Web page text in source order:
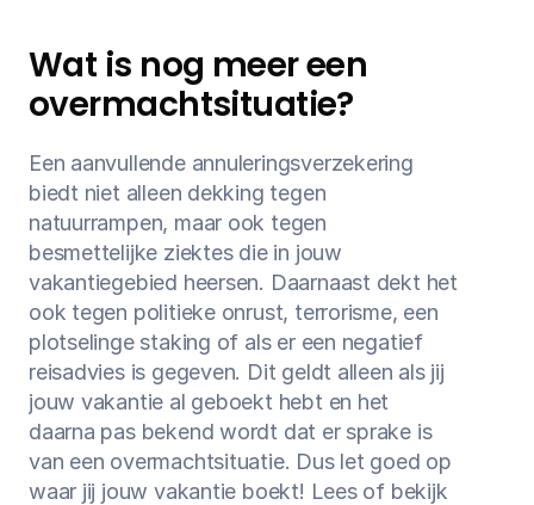
Wat is nog meer een
overmachtsituatie?
Een aanvullende annuleringsverzekering
biedt niet alleen dekking tegen
natuurrampen, maar ook tegen
besmettelijke ziektes die in jouw
vakantiegebied heersen. Daarnaast dekt het
ook tegen politieke onrust, terrorisme, een
plotselinge staking of als er een negatief
reisadvies is gegeven. Dit geldt alleen als jij
jouw vakantie al geboekt hebt en het
daarna pas bekend wordt dat er sprake is
van een overmachtsituatie. Dus let goed op
waar jij jouw vakantie boekt! Lees of bekijk